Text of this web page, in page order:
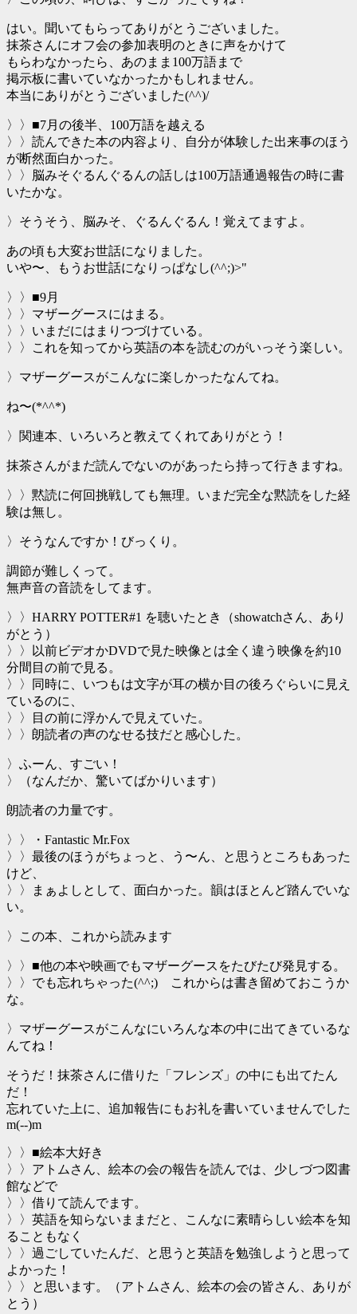
はい。聞いてもらってありがとうございました。
抹茶さんにオフ会の参加表明のときに声をかけて
もらわなかったら、あのまま100万語まで
掲示板に書いていなかったかもしれません。
本当にありがとうございました(^^)/
〉〉■7月の後半、100万語を越える
〉〉読んできた本の内容より、自分が体験した出来事のほう
が断然面白かった。
〉〉脳みそぐるんぐるんの話しは100万語通過報告の時に書
いたかな。
〉そうそう、脳みそ、ぐるんぐるん！覚えてますよ。
あの頃も大変お世話になりました。
いや〜、もうお世話になりっぱなし(^^;)>"
〉〉■9月
〉〉マザーグースにはまる。
〉〉いまだにはまりつづけている。
〉〉これを知ってから英語の本を読むのがいっそう楽しい。
〉マザーグースがこんなに楽しかったなんてね。
ね〜(*^^*)
〉関連本、いろいろと教えてくれてありがとう！
抹茶さんがまだ読んでないのがあったら持って行きますね。
〉〉黙読に何回挑戦しても無理。いまだ完全な黙読をした経
験は無し。
〉そうなんですか！びっくり。
調節が難しくって。
無声音の音読をしてます。
〉〉HARRY POTTER#1 を聴いたとき（showatchさん、あり
がとう）
〉〉以前ビデオかDVDで見た映像とは全く違う映像を約10
分間目の前で見る。
〉〉同時に、いつもは文字が耳の横か目の後ろぐらいに見え
ているのに、
〉〉目の前に浮かんで見えていた。
〉〉朗読者の声のなせる技だと感心した。
〉ふーん、すごい！
〉（なんだか、驚いてばかりいます）
朗読者の力量です。
〉〉・Fantastic Mr.Fox
〉〉最後のほうがちょっと、う〜ん、と思うところもあった
けど、
〉〉まぁよしとして、面白かった。韻はほとんど踏んでいな
い。
〉この本、これから読みます
〉〉■他の本や映画でもマザーグースをたびたび発見する。
〉〉でも忘れちゃった(^^;) これからは書き留めておこうか
な。
〉マザーグースがこんなにいろんな本の中に出てきているな
んてね！
そうだ！抹茶さんに借りた「フレンズ」の中にも出てたん
だ！
忘れていた上に、追加報告にもお礼を書いていませんでした
m(--)m
〉〉■絵本大好き
〉〉アトムさん、絵本の会の報告を読んでは、少しづつ図書
館などで
〉〉借りて読んでます。
〉〉英語を知らないままだと、こんなに素晴らしい絵本を知
ることもなく
〉〉過ごしていたんだ、と思うと英語を勉強しようと思って
よかった！
〉〉と思います。（アトムさん、絵本の会の皆さん、ありが
とう）